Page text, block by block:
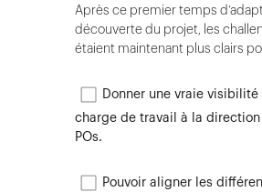
Après ce premier temps
découverte du projet, les
étaient maintenant plus clairs
Donner une vraie
charge de travail à la
POs.
Pouvoir aligner les